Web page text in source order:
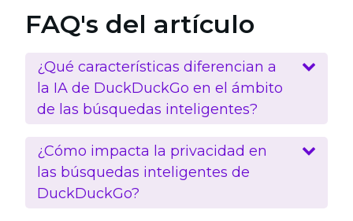
FAQ's del artículo
¿Qué características diferencian a
la IA de DuckDuckGo en el ámbito
de las búsquedas inteligentes?
¿Cómo impacta la privacidad en
las búsquedas inteligentes de
DuckDuckGo?